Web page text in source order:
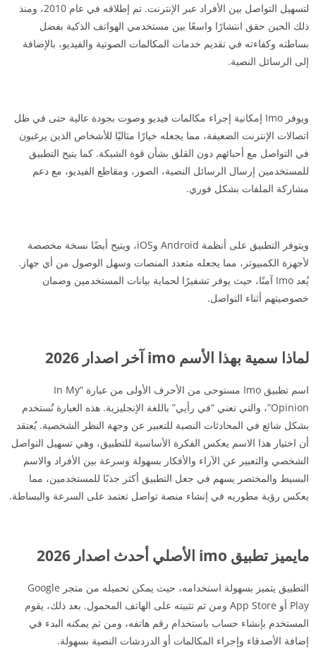
لتسهيل التواصل بين الأفراد عبر الإنترنت. تم إطلاقه في عام 2010، ومنذ
ذلك الحين حقق انتشارًا واسعًا بين مستخدمي الهواتف الذكية بفضل
بساطته وكفاءته في تقديم خدمات المكالمات الصوتية والفيديو، بالإضافة
إلى الرسائل النصية.
ويوفر Imo إمكانية إجراء مكالمات فيديو وصوت بجودة عالية حتى في ظل
اتصالات الإنترنت الضعيفة، مما يجعله خيارًا مثاليًا للأشخاص الذين يرغبون
في التواصل مع أحبائهم دون القلق بشأن قوة الشبكة. كما يتيح التطبيق
للمستخدمين إرسال الرسائل النصية، الصور، ومقاطع الفيديو، مع دعم
مشاركة الملفات بشكل فوري.
ويتوفر التطبيق على أنظمة Android وiOS، ويتيح أيضًا نسخة مخصصة
لأجهزة الكمبيوتر، مما يجعله متعدد المنصات وسهل الوصول من أي جهاز.
يُعد Imo آمنًا، حيث يوفر تشفيرًا لحماية بيانات المستخدمين وضمان
خصوصيتهم أثناء التواصل.
لماذا سمية بهذا الأسم imo آخر اصدار 2026
اسم تطبيق Imo مستوحى من الأحرف الأولى من عبارة “In My
Opinion”، والتي تعني “في رأيي” باللغة الإنجليزية. هذه العبارة تُستخدم
بشكل شائع في المحادثات النصية للتعبير عن وجهة النظر الشخصية. يُعتقد
أن اختيار هذا الاسم يعكس الفكرة الأساسية للتطبيق، وهي تسهيل التواصل
الشخصي والتعبير عن الآراء والأفكار بسهولة وسرعة بين الأفراد والاسم
البسيط والمختصر يسهم في جعل التطبيق أكثر جذبًا للمستخدمين، مما
يعكس رؤية مطوريه في إنشاء منصة تواصل تعتمد على السرعة والبساطة.
مايميز تطبيق imo الأصلي أحدث اصدار 2026
التطبيق يتميز بسهولة استخدامه، حيث يمكن تحميله من متجر Google
Play أو App Store ومن ثم تثبيته على الهاتف المحمول. بعد ذلك، يقوم
المستخدم بإنشاء حساب باستخدام رقم هاتفه، ومن ثم يمكنه البدء في
إضافة الأصدقاء وإجراء المكالمات أو الدردشات النصية بسهولة.